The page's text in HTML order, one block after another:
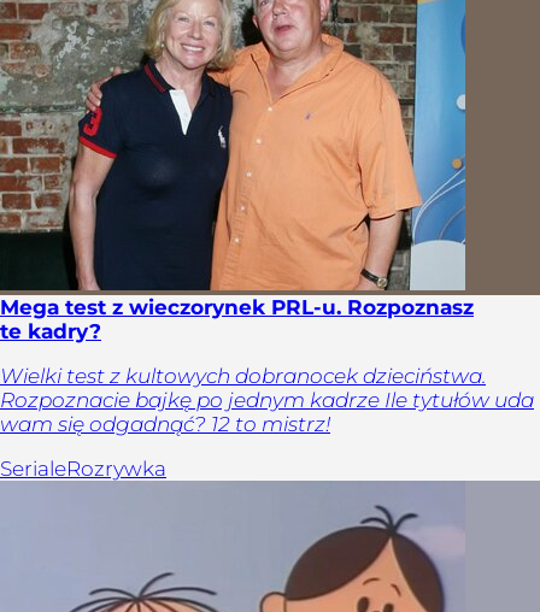
Mega test z wieczorynek PRL-u. Rozpoznasz
te kadry?
Wielki test z kultowych dobranocek dzieciństwa.
Rozpoznacie bajkę po jednym kadrze Ile tytułów uda
wam się odgadnąć? 12 to mistrz!
SerialeRozrywka